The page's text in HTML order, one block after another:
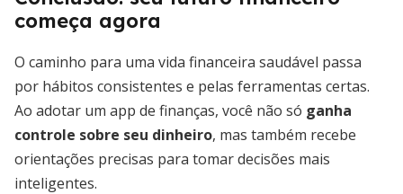
começa agora
O caminho para uma vida financeira saudável passa
por hábitos consistentes e pelas ferramentas certas.
Ao adotar um app de finanças, você não só ganha
controle sobre seu dinheiro, mas também recebe
orientações precisas para tomar decisões mais
inteligentes.